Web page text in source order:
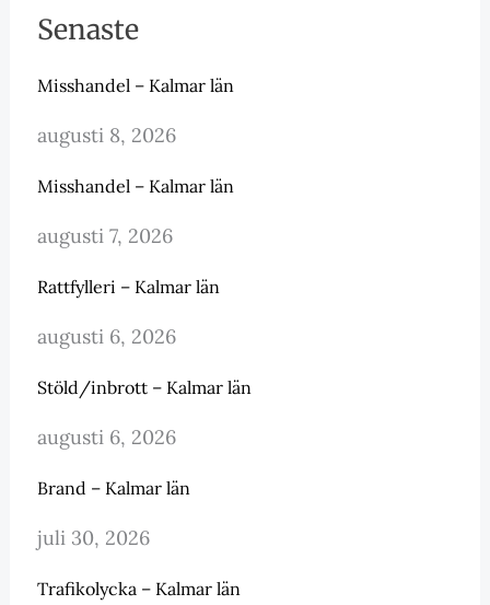
Senaste
Misshandel – Kalmar län
augusti 8, 2026
Misshandel – Kalmar län
augusti 7, 2026
Rattfylleri – Kalmar län
augusti 6, 2026
Stöld/inbrott – Kalmar län
augusti 6, 2026
Brand – Kalmar län
juli 30, 2026
Trafikolycka – Kalmar län